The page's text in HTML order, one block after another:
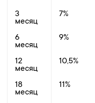
3
месяц
7%
6
месяц
9%
12
месяц
10,5%
18
месяц
11%